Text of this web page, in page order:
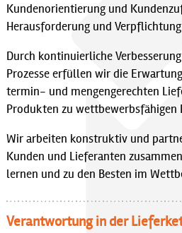
Kundenorientierung und
Herausforderung und
Durch kontinuierliche
Prozesse erfüllen wir die
termin- und mengengerechten
Produkten zu wettbewerbsfähigen
Wir arbeiten konstruktiv und
Kunden und Lieferanten
lernen und zu den Besten im
Verantwortung in der